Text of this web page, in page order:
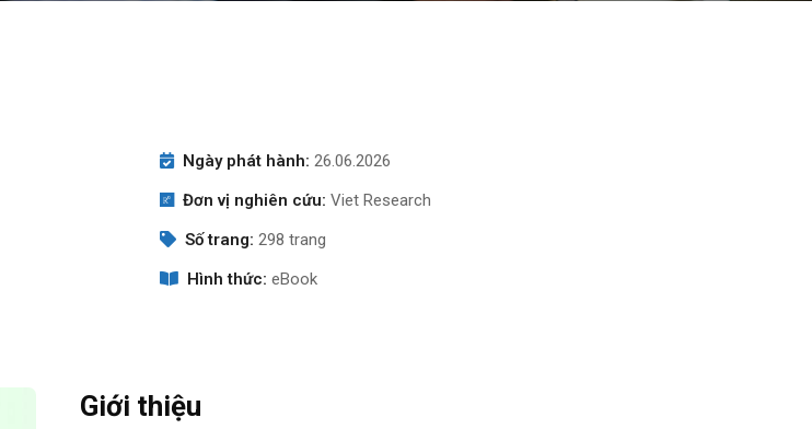
Ngày phát hành: 26.06.2026
Đơn vị nghiên cứu: Viet Research
Số trang: 298 trang
Hình thức: eBook
Giới thiệu